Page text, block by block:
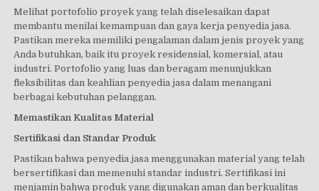
Melihat portofolio proyek yang telah diselesaikan dapat
membantu menilai kemampuan dan gaya kerja penyedia jasa.
Pastikan mereka memiliki pengalaman dalam jenis proyek yang
Anda butuhkan, baik itu proyek residensial, komersial, atau
industri. Portofolio yang luas dan beragam menunjukkan
fleksibilitas dan keahlian penyedia jasa dalam menangani
berbagai kebutuhan pelanggan.
Memastikan Kualitas Material
Sertifikasi dan Standar Produk
Pastikan bahwa penyedia jasa menggunakan material yang telah
bersertifikasi dan memenuhi standar industri. Sertifikasi ini
menjamin bahwa produk yang digunakan aman dan berkualitas